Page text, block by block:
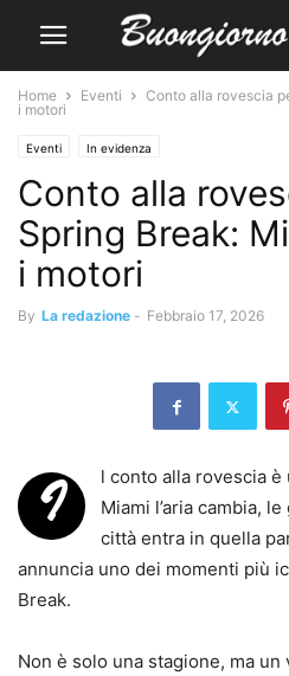
Home Eventi
Conto alla rovescia
i motori
Eventi In evidenza
Conto alla
Spring Break:
i motori
By La redazione - Febbraio 17, 2026
I
l conto alla rovescia
Miami l’aria cambia,
città entra in quella
annuncia uno dei momenti più
Break.
Non è solo una stagione, ma